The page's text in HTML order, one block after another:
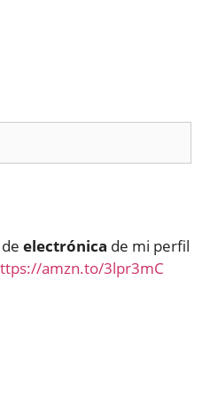
electrónica de mi perfil
amzn.to/3lpr3mC